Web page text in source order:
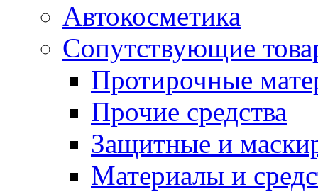
Автокосметика
Сопутствующие
Протирочные
Прочие средства
Защитные и
Материалы и